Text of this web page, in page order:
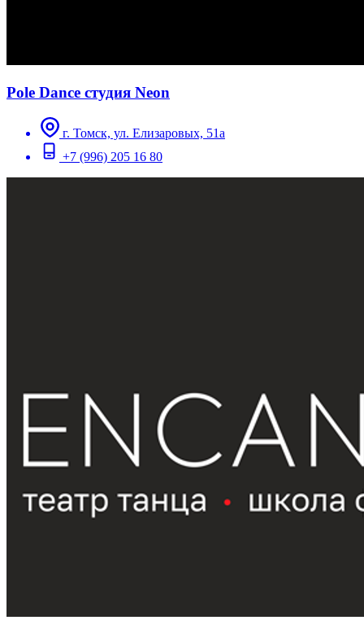
Pole Dance студия Neon
г. Томск, ул. Елизаровых, 51а
+7 (996) 205 16 80